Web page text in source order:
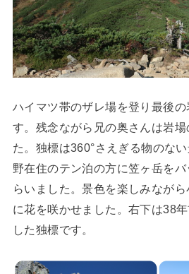
ハイマツ帯のザレ場を登り最後
す。残念ながら兄の奥さんは岩場
た。独標は360°さえぎる物のな
野在住のテン泊の方に笠ヶ岳を
らいました。景色を楽しみなが
に花を咲かせました。右下は38
した独標です。